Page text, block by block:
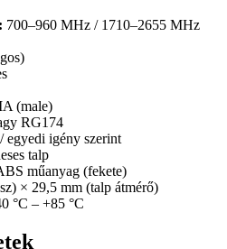
700–960 MHz / 1710–2655 MHz
(male)
RG174
egyedi igény szerint
talp
műanyag (fekete)
× 29,5 mm (talp átmérő)
°C – +85 °C